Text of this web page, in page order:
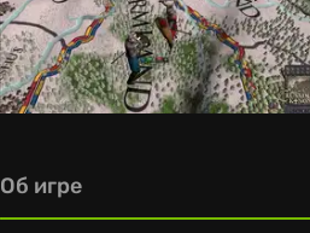
Об игре